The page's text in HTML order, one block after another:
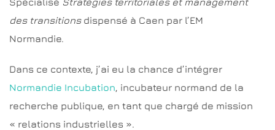
des transitionsdispensé à Caen par l’EM
Normandie.
Dans ce contexte, j’ai eu la chance d’intégrer
Normandie Incubation, incubateur normand de la
recherche publique, en tant que chargé de mission
« relations industrielles ».